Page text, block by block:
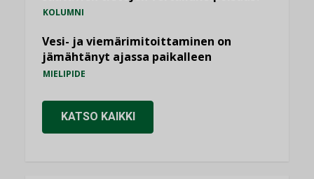
KOLUMNI
Vesi- ja viemärimitoittaminen on
jämähtänyt ajassa paikalleen
MIELIPIDE
KATSO KAIKKI